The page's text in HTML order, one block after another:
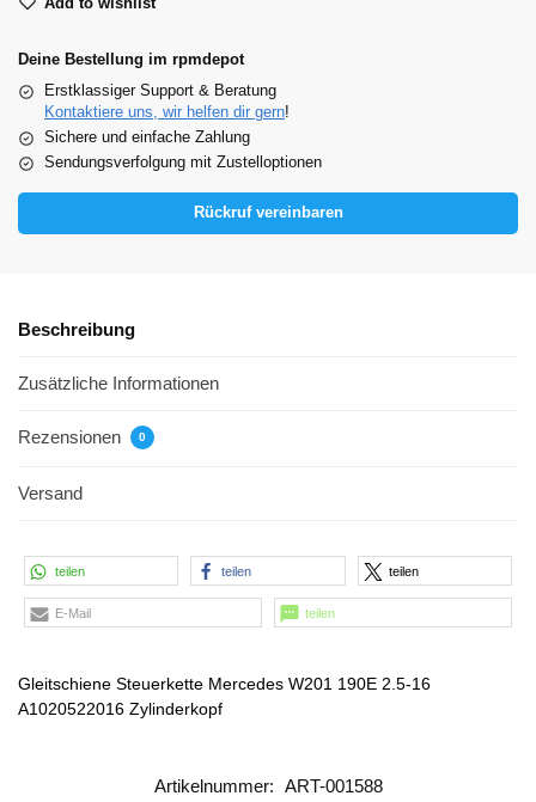
Deine Bestellung im rpmdepot
Erstklassiger Support & Beratung
Kontaktiere uns, wir helfen dir gern!
Sichere und einfache Zahlung
Sendungsverfolgung mit Zustelloptionen
Rückruf vereinbaren
Beschreibung
Zusätzliche Informationen
Rezensionen 0
Versand
teilen teilen teilen
E-Mail teilen
Gleitschiene Steuerkette Mercedes W201 190E 2.5-16
A1020522016 Zylinderkopf
Artikelnummer: ART-001588